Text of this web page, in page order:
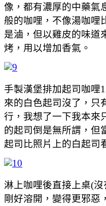
像，都有濃厚的中藥氣
般的咖哩，不像湯咖哩
是滷，但以雞皮的味道
烤，用以增加香氣。
手製漢堡排加起司咖哩
來的白色起司沒了，只
行，我想了一下我本來
的起司倒是無所謂，但
起司比照片上的白起司
淋上咖哩後直接上桌(
剛好溶開，變得更邪惡